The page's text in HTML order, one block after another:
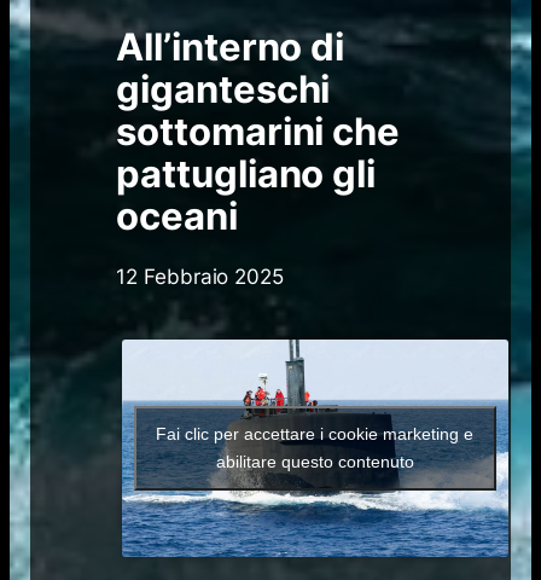
All’interno di
giganteschi
sottomarini che
pattugliano gli
oceani
12 Febbraio 2025
Fai clic per accettare i cookie marketing e
abilitare questo contenuto